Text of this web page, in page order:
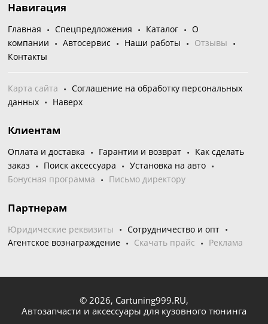
Навигация
Главная Спецпредложения Каталог
О
компании
Автосервис Наши работы
Отзывы
Контакты
Карта сайта
Соглашение на обработку персональных
данных
Наверх
Клиентам
Оплата и доставка Гарантии и возврат
Как сделать
заказ
Поиск аксессуара
Установка на авто
Бонусная программа
Письмо директору
Партнерам
Юридические реквизиты
Сотрудничество и опт
Агентское вознаграждение
Скачать прайс Реклама
© 2026, Cartuning999.RU,
Автозапчасти и аксессуары для кузовного тюнинга